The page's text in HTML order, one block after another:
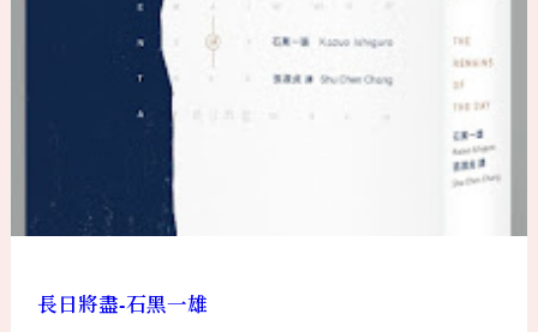
長日將盡-石黑一雄